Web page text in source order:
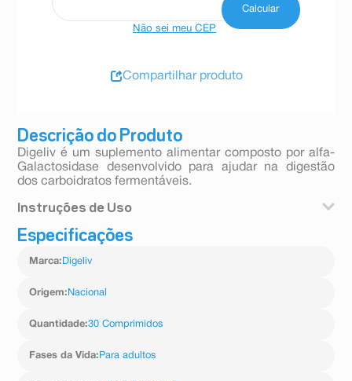
Descrição do Produto
Digeliv é um suplemento alimentar composto por alfa-
Galactosidase desenvolvido para ajudar na digestão
dos carboidratos fermentáveis.
Instruções de Uso
A recomendação é ingerir de 1 a 2 comprimidos logo no
fermentáveis.
Especificações
Marca: Digeliv
Origem: Nacional
Quantidade:30 Comprimidos
Fases da Vida: Para adultos
Não sei meu CEP
Compartilhar produto